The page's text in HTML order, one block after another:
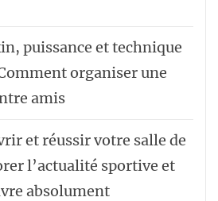
puissance et technique
organiser une
amis
et réussir votre salle de
l’actualité sportive et
absolument